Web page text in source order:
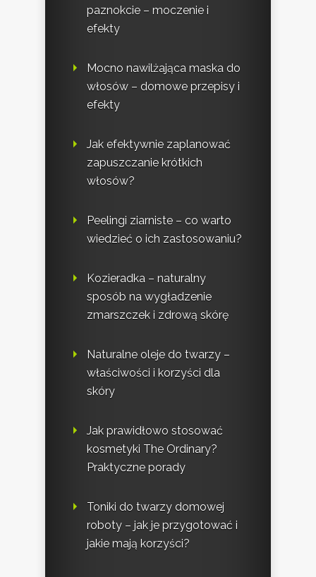
paznokcie – moczenie i
efekty
Mocno nawilżająca maska do
włosów – domowe przepisy i
efekty
Jak efektywnie zaplanować
zapuszczanie krótkich
włosów?
Peelingi ziarniste – co warto
wiedzieć o ich zastosowaniu?
Kozieradka – naturalny
sposób na wygładzenie
zmarszczek i zdrową skórę
Naturalne oleje do twarzy –
właściwości i korzyści dla
skóry
Jak prawidłowo stosować
kosmetyki The Ordinary?
Praktyczne porady
Toniki do twarzy domowej
roboty – jak je przygotować i
jakie mają korzyści?